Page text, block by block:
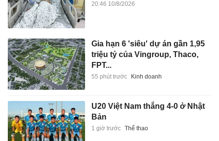
20:46 10/8/2026
Gia hạn 6 'siêu' dự án gần 1,95
triệu tỷ của Vingroup, Thaco,
FPT...
55 phút trước Kinh doanh
U20 Việt Nam thắng 4-0 ở Nhật
Bản
1 giờ trước Thể thao